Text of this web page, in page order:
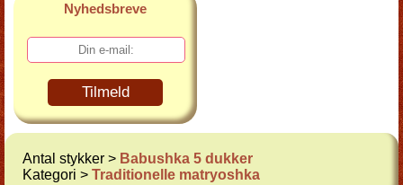
Nyhedsbreve
Tilmeld
Antal stykker > Babushka 5 dukker
Kategori > Traditionelle matryoshka